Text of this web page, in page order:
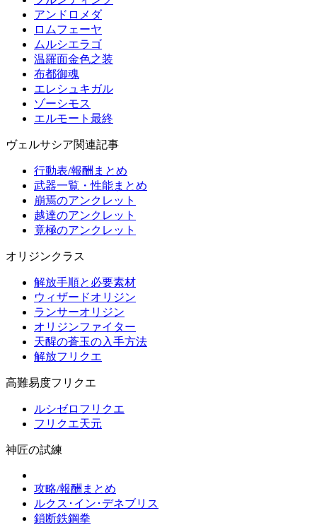
アンドロメダ
ロムフェーヤ
ムルシエラゴ
温羅面金色之装
布都御魂
エレシュキガル
ゾーシモス
エルモート最終
ヴェルサシア関連記事
行動表/報酬まとめ
武器一覧・性能まとめ
崩焉のアンクレット
越達のアンクレット
竟極のアンクレット
オリジンクラス
解放手順と必要素材
ウィザードオリジン
ランサーオリジン
オリジンファイター
天醒の蒼玉の入手方法
解放フリクエ
高難易度フリクエ
ルシゼロフリクエ
フリクエ天元
神匠の試練
攻略/報酬まとめ
ルクス･イン･デネブリス
鎖断鉄鋼拳